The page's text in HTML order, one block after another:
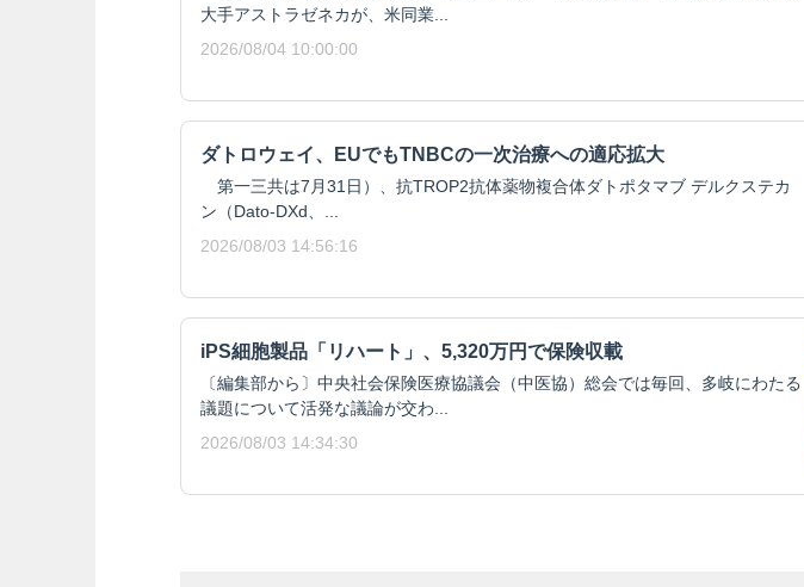
大手アストラゼネカが、米同業...
2026/08/04 10:00:00
ダトロウェイ、EUでもTNBCの一次治療への適応拡大
第一三共は7月31日）、抗TROP2抗体薬物複合体ダトポタマブ デルクステカ
ン（Dato-DXd、...
2026/08/03 14:56:16
iPS細胞製品「リハート」、5,320万円で保険収載
〔編集部から〕中央社会保険医療協議会（中医協）総会では毎回、多岐にわたる
議題について活発な議論が交わ...
2026/08/03 14:34:30